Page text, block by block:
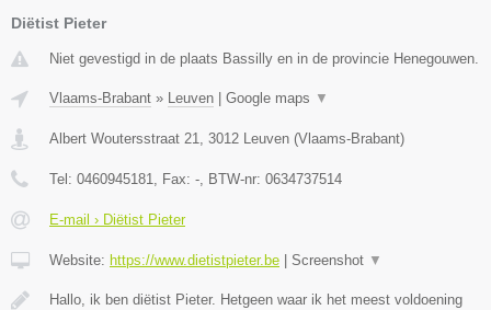
Diëtist Pieter
Niet gevestigd in de plaats Bassilly en in de provincie Henegouwen.
Vlaams-Brabant » Leuven | Google maps ▼
Albert Woutersstraat 21 3012 Leuven (Vlaams-Brabant)
Tel: 0460945181 , Fax: - , BTW-nr: 0634737514
E-mail › Diëtist Pieter
Website: https://www.dietistpieter.be | Screenshot ▼
Hallo, ik ben diëtist Pieter. Hetgeen waar ik het meest voldoening